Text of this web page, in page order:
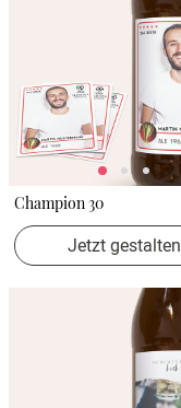
Champion 30
Jetzt gestalten